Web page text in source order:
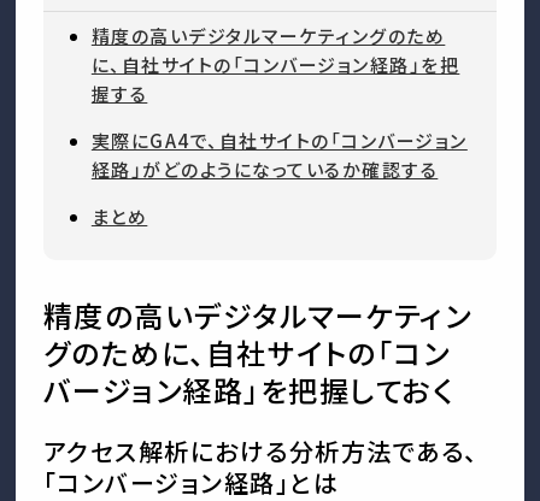
精度の高いデジタルマーケティングのため
に、自社サイトの「コンバージョン経路」を把
握する
実際にGA4で、自社サイトの「コンバージョン
経路」がどのようになっているか確認する
まとめ
精度の高いデジタルマーケティン
グのために、自社サイトの「コン
バージョン経路」を把握しておく
アクセス解析における分析方法である、
「コンバージョン経路」とは